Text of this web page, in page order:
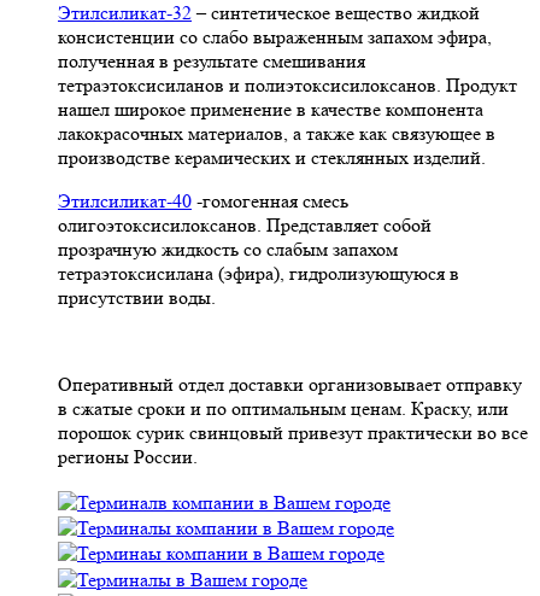
Этилсиликат-32– синтетическое вещество жидкой
консистенции со слабо выраженным запахом эфира,
полученная в результате смешивания
тетpаэтоксисиланов и полиэтоксисилоксанов. Продукт
нашел широкое применение в качестве компонента
лакокрасочных материалов, а также как связующее в
производстве керамических и стеклянных изделий.
Этилсиликат-40 -гомогенная смесь
олигоэтоксисилоксанов. Представляет собой
прозрачную жидкость со слабым запахом
тетраэтоксисилана (эфира), гидролизующуюся в
присутствии воды.
Оперативный отдел доставки организовывает отправку
в сжатые сроки и по оптимальным ценам. Краску, или
порошок сурик свинцовый привезут практически во все
регионы России.